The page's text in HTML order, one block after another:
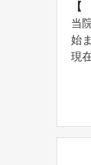
【
当
始
現